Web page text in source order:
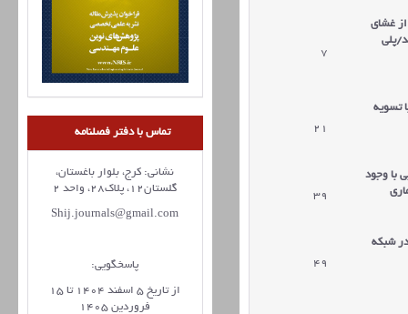
از غشای
پلی
7
تسویه
21
با وجود
39
در شبکه
49
تماس با دفتر فصلنامه
نشانی: کرج، بلوار باغستان،
گلستان12، پلاک28، واحد 2
Shij.journals@gmail.com
پاسخگویی:
از تاریخ 5 اسفند 1404 تا 15
فروردین 1405